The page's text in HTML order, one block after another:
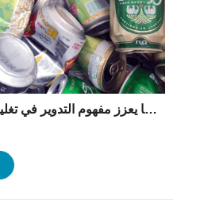
دخلت قواعد المسؤولية الموسعة للمنتجات الجديدة في فيتنام حيز التنفيذ، مما يعزز مفهوم التدوير في تغليف المشروبات.